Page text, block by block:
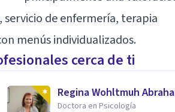
de enfermería, terapia
menús individualizados.
cerca de ti
Regina Wohltmuh
Doctora en Psicología